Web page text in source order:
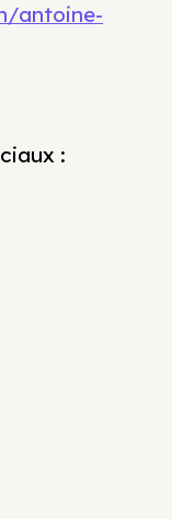
antoine-
: